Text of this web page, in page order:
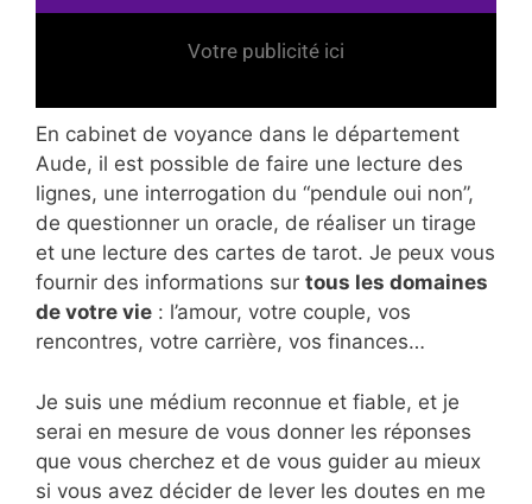
Votre publicité ici
En cabinet de voyance dans le département
Aude, il est possible de faire une lecture des
lignes, une interrogation du “pendule oui non”,
de questionner un oracle, de réaliser un tirage
et une lecture des cartes de tarot. Je peux vous
fournir des informations sur tous les domaines
de votre vie : l’amour, votre couple, vos
rencontres, votre carrière, vos finances…
Je suis une médium reconnue et fiable, et je
serai en mesure de vous donner les réponses
que vous cherchez et de vous guider au mieux
si vous avez décider de lever les doutes en me